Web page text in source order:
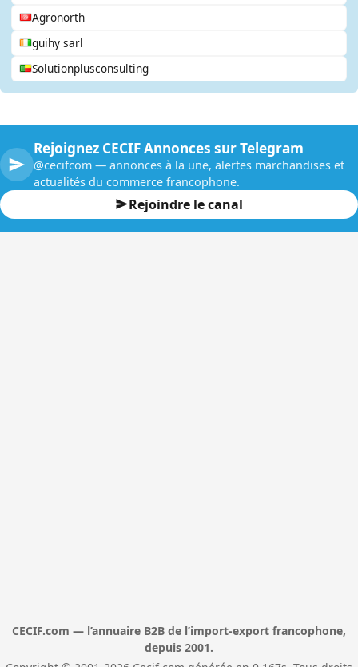
Agronorth
guihy sarl
Solutionplusconsulting
Rejoignez CECIF Annonces sur Telegram
@cecifcom — annonces à la une, alertes marchandises et
actualités du commerce francophone.
Rejoindre le canal
CECIF.com — l’annuaire B2B de l’import-export francophone,
depuis 2001.